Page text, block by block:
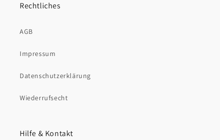
Rechtliches
AGB
Impressum
Datenschutzerklärung
Wiederrufsecht
Hilfe & Kontakt